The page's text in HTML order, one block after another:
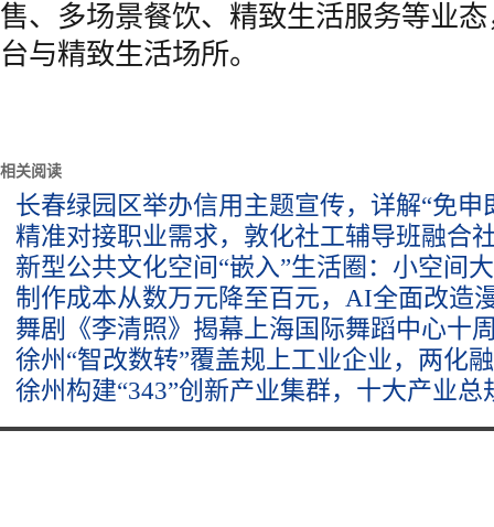
售、多场景餐饮、精致生活服务等业
台与精致生活场所。
相关阅读
长春绿园区举办信用主题宣传，详解“免申
精准对接职业需求，敦化社工辅导班融合
新型公共文化空间“嵌入”生活圈：小空间
制作成本从数万元降至百元，AI全面改造
舞剧《李清照》揭幕上海国际舞蹈中心十
徐州“智改数转”覆盖规上工业企业，两化
徐州构建“343”创新产业集群，十大产业总